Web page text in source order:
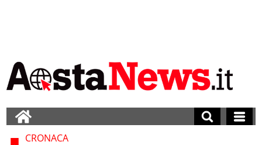
CRONACA